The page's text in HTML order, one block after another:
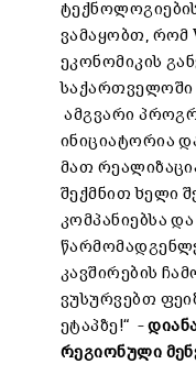
ვამაყობთ, რომ
ეკონომიკის
საქართველოში
ამგვარი
ინიციატორია
მათ
შექმნით ხელი
კომპანიებსა
კავშირების
ვუსურვებთ
ეტაპზე!“ –
რეგიონული